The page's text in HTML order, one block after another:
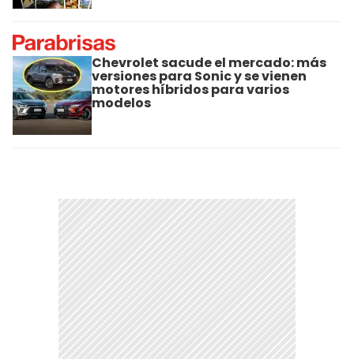
Chevrolet sacude el mercado: más
versiones para Sonic y se vienen
motores híbridos para varios
modelos